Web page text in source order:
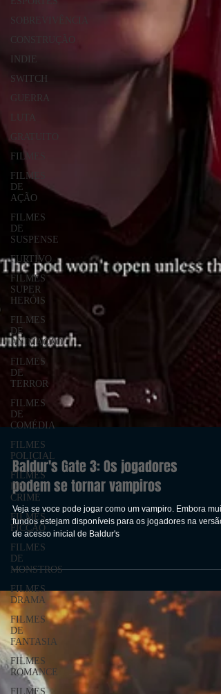
SOBREVIVÊNCIA
CONSTRUÇÃO
INDIE
SWITCH
GUERRA
LUTA
GRATUITO
FILMES
FILMES
DE
AÇÃO
FILMES
DE
SUSPENSE
FURTIVO
FILMES
SUPER
HERÓIS
FILMES
DE
ANIMAÇÃO
FILMES
DE
TERROR
FILMES
DE
COMÉDIA
FILMES
POLICIAL
FILMES
DE
CRIME
FILMES
FICÇÃO
FILMES
DE
MONSTROS
FILMES
DRAMA
FILMES
DE
FANTASIA
FILMES
ROMANCE
FILMES
Baldur's Gate 3: Os jogadores
podem se tornar vampiros
Veja se voce pode jogar como um vampiro. Embora
fundos estejam disponíveis para os jogadores na versão
de acesso inicial de Baldur's